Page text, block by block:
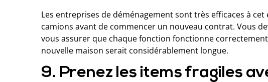
Les entreprises de déménagement sont très efficaces à
camions avant de commencer un nouveau contrat. Vous
vous assurer que chaque fonction fonctionne
nouvelle maison serait considérablement longue.
9. Prenez les items fragiles